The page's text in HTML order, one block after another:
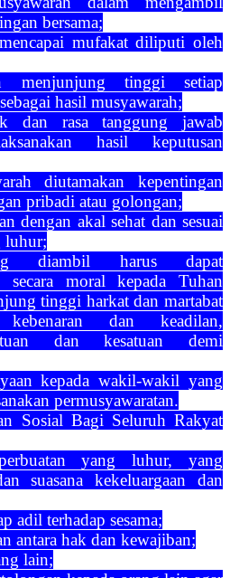
bersama;
mufakat diliputi oleh
menjunjung tinggi setiap
hasil musyawarah;
dan rasa tanggung jawab
hasil keputusan
diutamakan kepentingan
pribadi atau golongan;
dengan akal sehat dan sesuai
luhur;
diambil harus dapat
secara moral kepada Tuhan
tinggi harkat dan martabat
dan keadilan,
dan kesatuan demi
kepada wakil-wakil yang
permusyawaratan.
Sosial Bagi Seluruh Rakyat
yang luhur, yang
suasana kekeluargaan dan
adil terhadap sesama;
antara hak dan kewajiban;
lain;